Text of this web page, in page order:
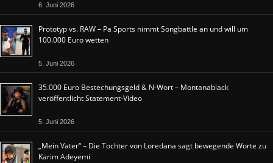
6. Juni 2026
Prototyp vs. RAW – Pa Sports nimmt Songbattle an und will um
100.000 Euro wetten
5. Juni 2026
35.000 Euro Bestechungsgeld & N-Wort – Montanablack
veröffentlicht Statement-Video
5. Juni 2026
„Mein Vater“ – Die Tochter von Loredana sagt bewegende Worte zu
Karim Adeyemi